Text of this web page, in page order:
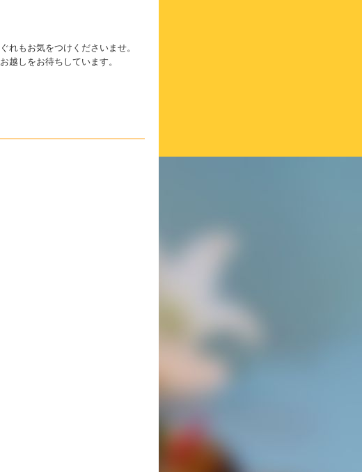
れもお気をつけくださいませ。
越しをお待ちしています。